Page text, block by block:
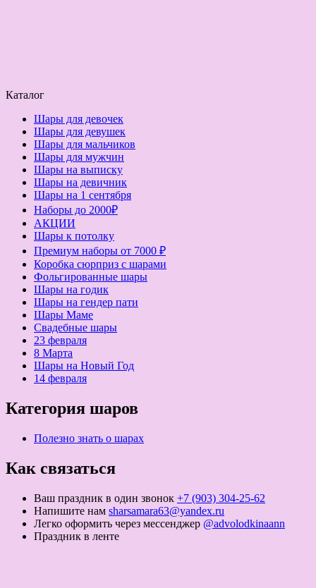
Каталог
Шары для девочек
Шары для девушек
Шары для мальчиков
Шары для мужчин
Шары на выписку
Шары на девичник
Шары на 1 сентября
Наборы до 2000₽
АКЦИИ
Шары к потолку
Премиум наборы от 7000 ₽
Коробка сюрприз с шарами
Фольгированные шары
Шары на годик
Шары на гендер пати
Шары Маме
Свадебные шары
23 февраля
8 Марта
Шары на Новый Год
14 февраля
Категория шаров
Полезно знать о шарах
Как связаться
Ваш праздник в один звонок +7 (903) 304-25-62
Напишите нам sharsamara63@yandex.ru
Легко оформить через мессенджер @advolodkinaann
Праздник в ленте